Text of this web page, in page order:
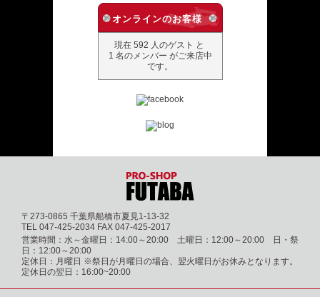
オンラインのお客様
現在 592 人のゲスト と
1 名のメンバー がご来店中
です。
〒273-0865 千葉県船橋市夏見1-13-32
TEL 047-425-2034 FAX 047-425-2017
営業時間：水～金曜日：14:00～20:00 土曜日：12:00～20:00 日・祭
日：12:00～20:00
定休日：月曜日 ※祭日が月曜日の場合、翌火曜日がお休みとなります。
定休日の翌日：16:00~20:00